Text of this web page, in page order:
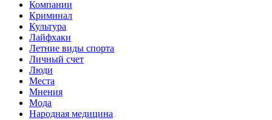
Компании
Криминал
Культура
Лайфхаки
Летние виды спорта
Личный счет
Люди
Места
Мнения
Мода
Народная медицина